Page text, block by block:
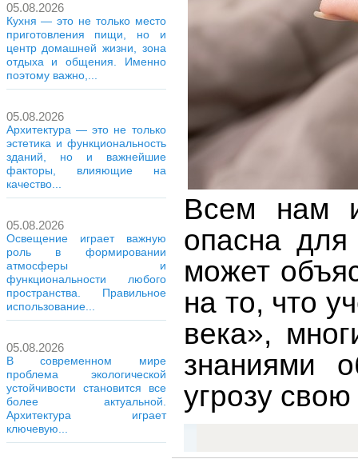
05.08.2026
Кухня — это не только место
приготовления пищи, но и
центр домашней жизни, зона
отдыха и общения. Именно
поэтому важно,...
05.08.2026
Архитектура — это не только
эстетика и функциональность
зданий, но и важнейшие
факторы, влияющие на
качество...
05.08.2026
Освещение играет важную
роль в формировании
атмосферы и
функциональности любого
пространства. Правильное
использование...
05.08.2026
В современном мире
проблема экологической
устойчивости становится все
более актуальной.
Архитектура играет
ключевую...
Всем нам
опасна
может
на то, что
века»,
знаниями
угрозу